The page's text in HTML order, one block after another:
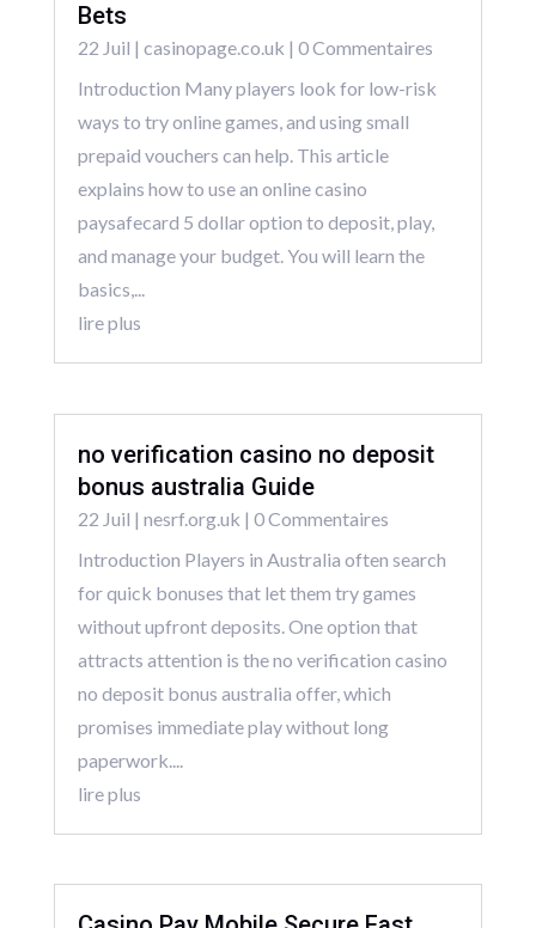
Bets
22 Juil | casinopage.co.uk | 0 Commentaires
Introduction Many players look for low-risk
ways to try online games, and using small
prepaid vouchers can help. This article
explains how to use an online casino
paysafecard 5 dollar option to deposit, play,
and manage your budget. You will learn the
basics,...
lire plus
no verification casino no deposit
bonus australia Guide
22 Juil | nesrf.org.uk | 0 Commentaires
Introduction Players in Australia often search
for quick bonuses that let them try games
without upfront deposits. One option that
attracts attention is the no verification casino
no deposit bonus australia offer, which
promises immediate play without long
paperwork....
lire plus